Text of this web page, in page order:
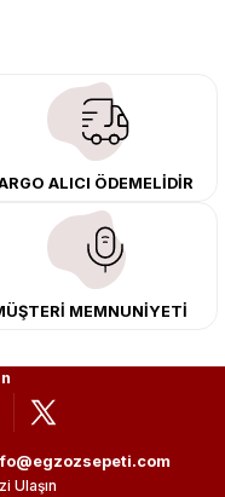
performans egzozları ve
aracınızın
İstanbul’daki montaj
her yerine güvenli
değer katmak için doğru
ALICI ÖDEMELİDİR
MEMNUNİYETİ
Ulaşın